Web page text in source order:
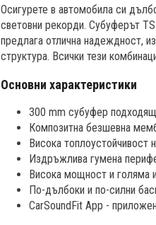
Осигурете в автомобила си
световни рекорди. Субуферът
предлага отлична надеждност,
структура. Всички тези
Основни характеристики
300 mm субуфер подходящ
Композитна безшевна
Висока топлоустойчивост
Издръжлива гумена
Висока мощност и голяма
По-дълбоки и по-силни
CarSoundFit App -